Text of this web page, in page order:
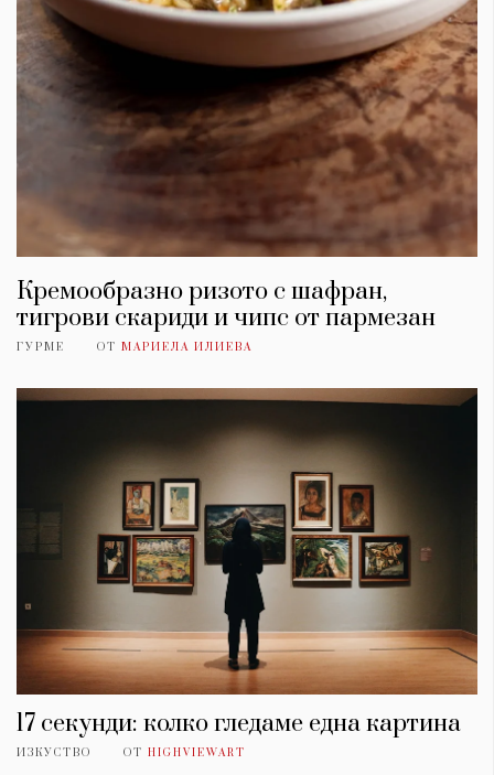
Кремообразно ризото с шафран,
тигрови скариди и чипс от пармезан
ГУРМЕ ОТ МАРИЕЛА ИЛИЕВА
17 секунди: колко гледаме една картина
ИЗКУСТВО ОТ HIGHVIEWART